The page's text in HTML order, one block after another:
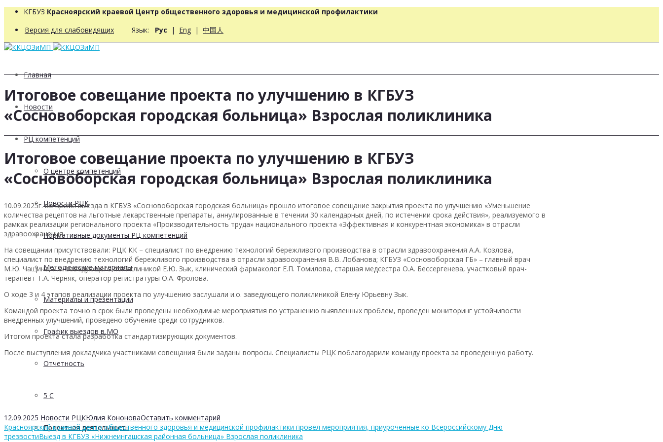
КГБУЗ Красноярский краевой Центр общественного здоровья и медицинской профилактики
Версия для слабовидящих Язык: Рус | Eng | 中国人
Главная
Новости
РЦ компетенций
О центре компетенций
Новости РЦК
Нормативные документы РЦ компетенций
Методические материалы
Материалы и презентации
График выездов в МО
Отчетность
5 С
Проектная деятельность
Итоговое совещание проекта по улучшению в КГБУЗ
«Сосновоборская городская больница» Взрослая поликлиника
Итоговое совещание проекта по улучшению в КГБУЗ
«Сосновоборская городская больница» Взрослая поликлиника
10.09.2025г. во время выезда в КГБУЗ «Сосновоборская городская больница» прошло итоговое совещание закрытия проекта по улучшению «Уменьшение
количества рецептов на льготные лекарственные препараты, аннулированные в течении 30 календарных дней, по истечении срока действия», реализуемого в
рамках реализации регионального проекта «Производительность труда» национального проекта «Эффективная и конкурентная экономика» в отрасли
здравоохранения.
На совещании присутствовали: РЦК КК – специалист по внедрению технологий бережливого производства в отрасли здравоохранения А.А. Козлова,
специалист по внедрению технологий бережливого производства в отрасли здравоохранения В.В. Лобанова; КГБУЗ «Сосновоборская ГБ» – главный врач
М.Ю. Чащина, и.о. заведующего поликлиникой Е.Ю. Зык, клинический фармаколог Е.П. Томилова, старшая медсестра О.А. Бессергенева, участковый врач-
терапевт Т.А. Черняк, оператор регистратуры О.А. Фролова.
О ходе 3 и 4 этапов реализации проекта по улучшению заслушали и.о. заведующего поликлиникой Елену Юрьевну Зык.
Командой проекта точно в срок были проведены необходимые мероприятия по устранению выявленных проблем, проведен мониторинг устойчивости
внедренных улучшений, проведено обучение среди сотрудников.
Итогом проекта стала разработка стандартизирующих документов.
После выступления докладчика участниками совещания были заданы вопросы. Специалисты РЦК поблагодарили команду проекта за проведенную работу.
12.09.2025 Новости РЦКЮлия КононоваОставить комментарий
Красноярский краевой центр общественного здоровья и медицинской профилактики провёл мероприятия, приуроченные ко Всероссийскому Дню
трезвостиВыезд в КГБУЗ «Нижнеингашская районная больница» Взрослая поликлиника